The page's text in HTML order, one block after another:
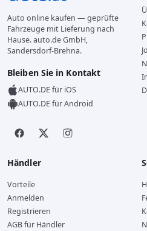
Auto online kaufen — geprüfte
Fahrzeuge mit Lieferung nach
Hause. auto.de GmbH,
Sandersdorf-Brehna.
Bleiben Sie in Kontakt
AUTO.DE für iOS
AUTO.DE für Android
Händler
Vorteile
Anmelden
Registrieren
AGB für Händler